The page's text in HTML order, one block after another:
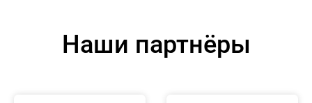
Наши партнёры